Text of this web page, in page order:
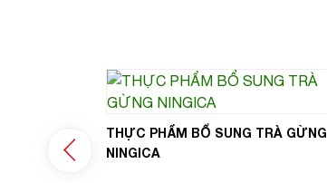
THỰC PHẨM BỔ SUNG TRÀ GỪNG
NINGICA